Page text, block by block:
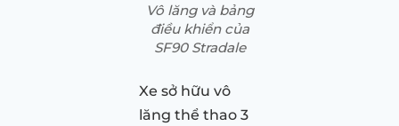
Vô lăng và bảng
điều khiển của
SF90 Stradale
Xe sở hữu vô
lăng thể thao 3